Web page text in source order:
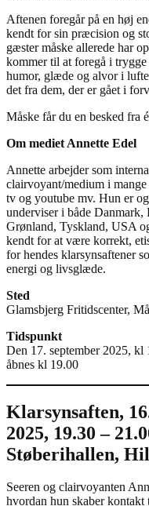
Aftenen foregår på en høj
kendt for sin præcision og
gæster måske allerede har
kommer til at foregå i trygge
humor, glæde og alvor i
det fra dem, der er gået i
Måske får du en besked fra
Om mediet Annette Edel
Annette arbejder som
clairvoyant/medium i
tv og youtube mv. Hun er
underviser i både Danmark,
Grønland, Tyskland, USA
kendt for at være korrekt,
for hendes klarsynsaftener
energi og livsglæde.
Sted
Glamsbjerg Fritidscenter,
Tidspunkt
Den 17. september 2025, kl
åbnes kl 19.00
Klarsynsaften,
2025, 19.30 –
Støberihallen,
Seeren og clairvoyanten
hvordan hun skaber kontakt